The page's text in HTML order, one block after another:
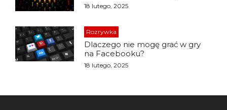
18 lutego, 2025
Rozrywka
Dlaczego nie mogę grać w gry
na Facebooku?
18 lutego, 2025